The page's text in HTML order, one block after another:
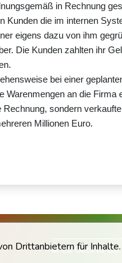
Drittanbietern für Inhalte.
in Rechnung
Kunden die im internen
eigens dazu von ihm
Die Kunden zahlten ihr
bei einer
Warenmengen an die Firma
sondern
Millionen Euro.
© La Gaceta De